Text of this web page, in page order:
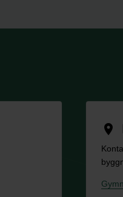
location_on